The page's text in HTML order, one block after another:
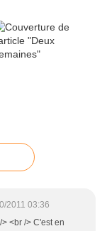
2011 03:36
<br /> C'est en